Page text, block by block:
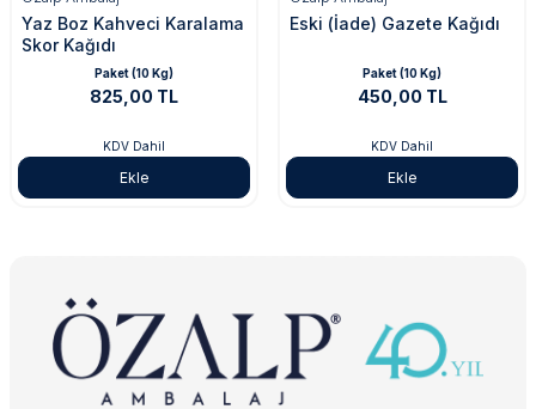
Yaz Boz Kahveci Karalama
Skor Kağıdı
Paket (10 Kg)
825,00 TL
KDV Dahil
Ekle
Eski (İade) Gazete Kağıdı
Paket (10 Kg)
450,00 TL
KDV Dahil
Ekle